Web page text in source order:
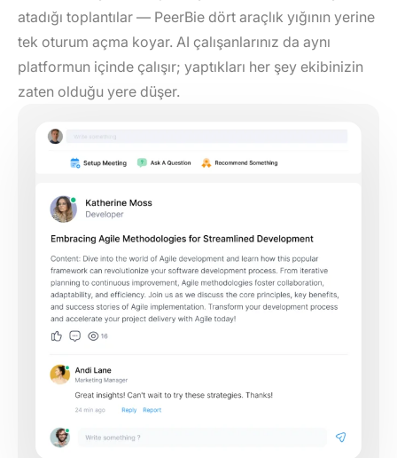
atadığı toplantılar — PeerBie dört araçlık yığının yerine
tek oturum açma koyar. AI çalışanlarınız da aynı
platformun içinde çalışır; yaptıkları her şey ekibinizin
zaten olduğu yere düşer.